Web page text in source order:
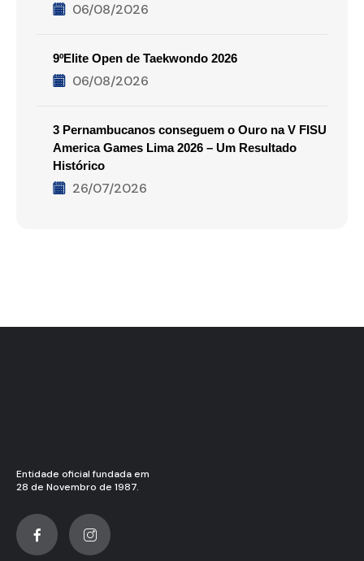
06/08/2026
9ºElite Open de Taekwondo 2026
06/08/2026
3 Pernambucanos conseguem o Ouro na V FISU
America Games Lima 2026 – Um Resultado
Histórico
26/07/2026
Entidade oficial fundada em
28 de Novembro de 1987.